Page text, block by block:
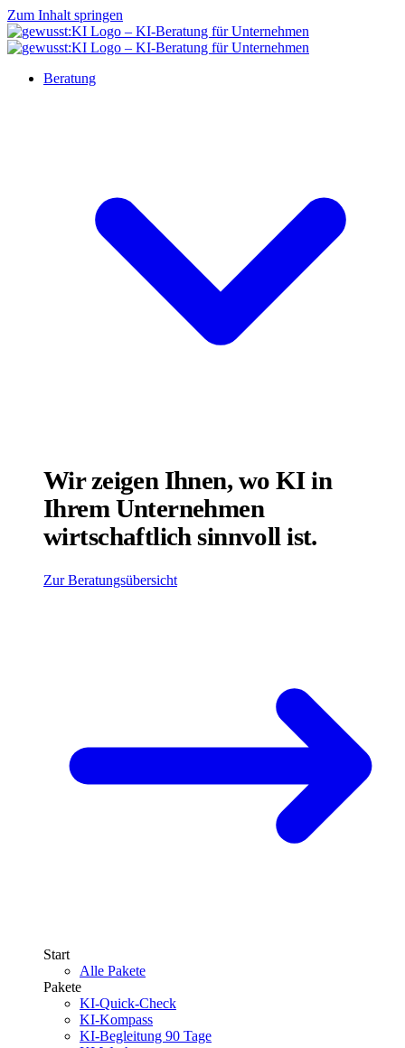
Zum Inhalt springen
Beratung
Wir zeigen Ihnen, wo KI in
Ihrem Unternehmen
wirtschaftlich sinnvoll ist.
Zur Beratungsübersicht
Start
Alle Pakete
Pakete
KI-Quick-Check
KI-Kompass
KI-Begleitung 90 Tage